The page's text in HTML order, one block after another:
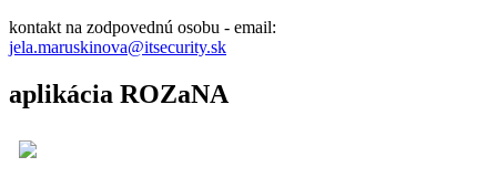
kontakt na zodpovednú osobu - email:
jela.maruskinova@itsecurity.sk
aplikácia ROZaNA